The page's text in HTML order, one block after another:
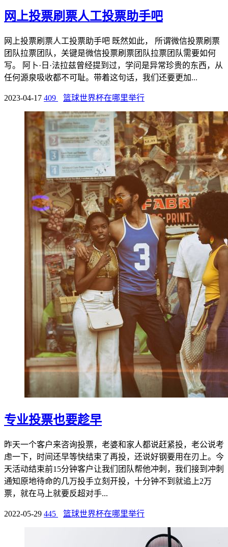
网上投票刷票人工投票助手吧
网上投票刷票人工投票助手吧 既然如此， 所谓微信投票刷票
团队拉票团队，关键是微信投票刷票团队拉票团队需要如何
写。 阿卜·日·法拉兹曾经提到过，学问是异常珍贵的东西，从
任何源泉吸收都不可耻。带着这句话，我们还要更加...
2023-04-17 409 篮球世界杯在哪里举行
专业投票也要趁早
昨天一个客户来咨询投票，老婆和家人都说赶紧投，老公说考
虑一下，时间还早等快结束了再投，还说好钢要用在刃上。今
天活动结束前15分钟客户让我们团队帮他冲刺，我们接到冲刺
通知原地待命的几万投手立刻开投，十分钟不到就追上2万
票，就在马上就要反超对手...
2022-05-29 445 篮球世界杯在哪里举行